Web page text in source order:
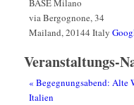
BASE Milano
via Bergognone, 34
Mailand,20144 Italy
Veranstaltungs-
« Begegnungsabend: Alte
Italien